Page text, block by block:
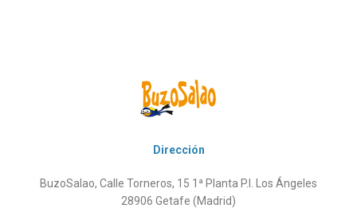
Dirección
BuzoSalao, Calle Torneros, 15 1ª Planta P.I. Los Ángeles
28906 Getafe (Madrid)